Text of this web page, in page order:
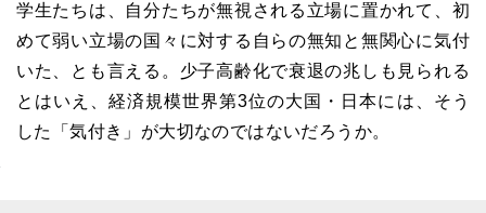
学生たちは、自分たちが無視される立場に置かれて、初
めて弱い立場の国々に対する自らの無知と無関心に気付
いた、とも言える。少子高齢化で衰退の兆しも見られる
とはいえ、経済規模世界第3位の大国・日本には、そう
した「気付き」が大切なのではないだろうか。